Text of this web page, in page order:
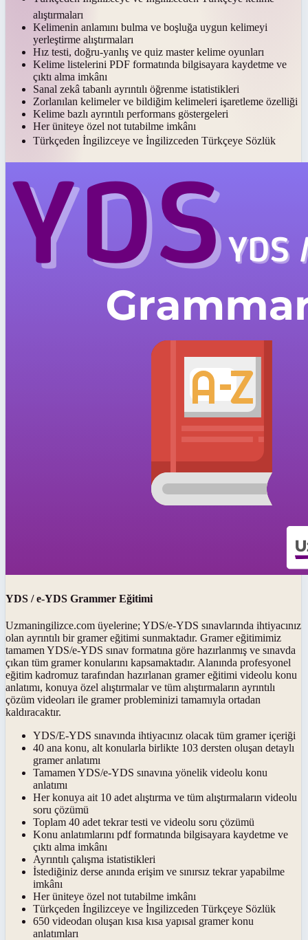
alıştırmaları
Kelimenin anlamını bulma ve boşluğa uygun kelimeyi
yerleştirme alıştırmaları
Hız testi, doğru-yanlış ve quiz master kelime oyunları
Kelime listelerini PDF formatında bilgisayara kaydetme ve
çıktı alma imkânı
Sanal zekâ tabanlı ayrıntılı öğrenme istatistikleri
Zorlanılan kelimeler ve bildiğim kelimeleri işaretleme özelliği
Kelime bazlı ayrıntılı performans göstergeleri
Her üniteye özel not tutabilme imkânı
Türkçeden İngilizceye ve İngilizceden Türkçeye Sözlük
YDS / e-YDS Grammer Eğitimi
Uzmaningilizce.com üyelerine; YDS/e-YDS sınavlarında ihtiyacınız
olan ayrıntılı bir gramer eğitimi sunmaktadır. Gramer eğitimimiz
tamamen YDS/e-YDS sınav formatına göre hazırlanmış ve sınavda
çıkan tüm gramer konularını kapsamaktadır. Alanında profesyonel
eğitim kadromuz tarafından hazırlanan gramer eğitimi videolu konu
anlatımı, konuya özel alıştırmalar ve tüm alıştırmaların ayrıntılı
çözüm videoları ile gramer probleminizi tamamıyla ortadan
kaldıracaktır.
YDS/E-YDS sınavında ihtiyacınız olacak tüm gramer içeriği
40 ana konu, alt konularla birlikte 103 dersten oluşan detaylı
gramer anlatımı
Tamamen YDS/e-YDS sınavına yönelik videolu konu
anlatımı
Her konuya ait 10 adet alıştırma ve tüm alıştırmaların videolu
soru çözümü
Toplam 40 adet tekrar testi ve videolu soru çözümü
Konu anlatımlarını pdf formatında bilgisayara kaydetme ve
çıktı alma imkânı
Ayrıntılı çalışma istatistikleri
İstediğiniz derse anında erişim ve sınırsız tekrar yapabilme
imkânı
Her üniteye özel not tutabilme imkânı
Türkçeden İngilizceye ve İngilizceden Türkçeye Sözlük
650 videodan oluşan kısa kısa yapısal gramer konu
anlatımları